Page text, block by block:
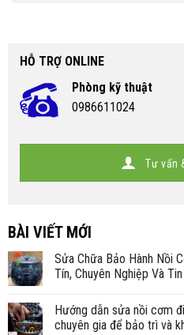
HỖ TRỢ ONLINE
Phòng kỹ thuật
0986611024
Tư vấn
BÀI VIẾT MỚI
Sửa Chữa Bảo Hành Nồi
Tín, Chuyên Nghiệp Và
Hướng dẫn sửa nồi cơm
chuyên gia để bảo trì và